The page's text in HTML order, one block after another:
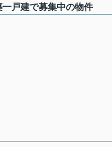
戸建で募集中の物件